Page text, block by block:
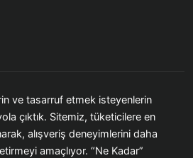
ve tasarruf etmek isteyenlerin
çıktık. Sitemiz, tüketicilere en
alışveriş deneyimlerini daha
amaçlıyor. “Ne Kadar”